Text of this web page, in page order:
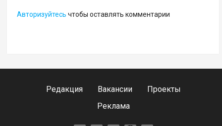
Авторизуйтесь чтобы оставлять комментарии
Редакция Вакансии
Проекты
Реклама